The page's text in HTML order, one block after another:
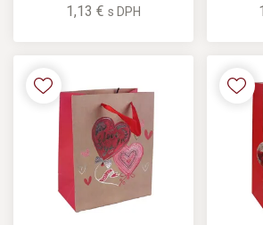
1,13 € s DPH